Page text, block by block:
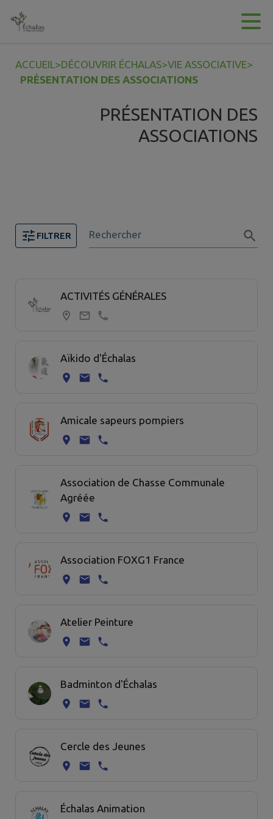
Contenu
ACCUEIL>DÉCOUVRIR ÉCHALAS>VIE ASSOCIATIVE>
PRÉSENTATION DES ASSOCIATIONS
PRÉSENTATION DES
ASSOCIATIONS
FILTRER Rechercher
ACTIVITÉS GÉNÉRALES
Aïkido d'Échalas
Amicale sapeurs pompiers
Association de Chasse Communale
Agréée
Association FOXG1 France
Atelier Peinture
Badminton d'Échalas
Cercle des Jeunes
Échalas Animation